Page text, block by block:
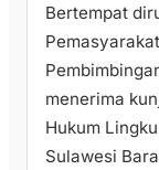
Bertempat
menerima
Hukum
Sulawesi